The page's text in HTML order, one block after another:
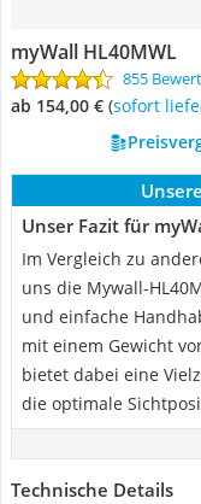
myWall HL40MWL
855
ab 154,00 € ( Sofort
Unser Fazit für
Im Vergleich zu
uns die Mywall-
und einfache
mit einem Gewicht
bietet dabei eine
die optimale
Technische Details